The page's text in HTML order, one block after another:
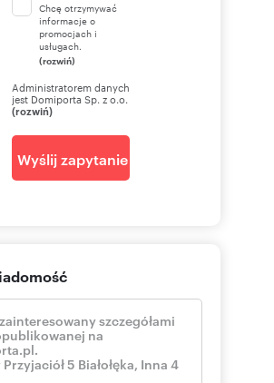
Chcę otrzymywać
informacje o
promocjach i
usługach.
(rozwiń)
Administratorem danych
jest Domiporta Sp. z o.o.
(rozwiń)
Wyślij zapytanie